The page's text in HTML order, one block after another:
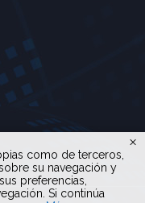
como de terceros,
su navegación y
preferencias,
Si continúa